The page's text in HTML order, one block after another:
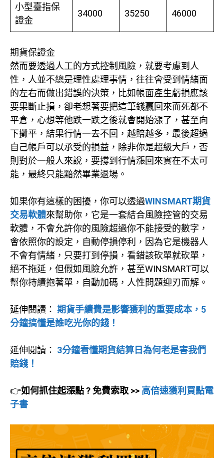
小型臺指保
證金
34000 35250 46000
期貨保證金
然而要透過人工的方式控制風險，就要考慮到人
性，人並不總是理性處理事情，往往會受到情緒面
的左右而做出錯誤的決策，比如帳面產生虧損應該
要果斷止損，卻老想著要把這筆錢贏回來而死都不
平倉，心想等他跌一跌之後就會開始漲了，甚至向
下攤平，結果行情一去不回，越賠越多，最後超過
自己帳戶可以承受的損益，除非你是超級大戶，否
則對於一般人來說，要撐到行情漲回來實在不太可
能，最終只能黯然畢業退場。
如果你有這樣的困擾，你可以透過WINSMART期貨
交易軟體來幫助你，它是一套結合風險控管的交易
軟體，不會允許你的風險超過你不能接受的數字，
會依照你的設定，自動停損停利，因為它是機器人
不會有情緒，只要打到停損，看錯該砍單就砍單，
絕不拖延，但假如風險允許，甚至WINSMART可以
幫你持續抱著單，自動加碼，人性問題迎刃而解。
延伸閱讀： 期貨手續費是影響獲利的重要成本，5
分鐘搞懂是誰吃光你的錢！
延伸閱讀： 3分鐘看懂期貨結算日為何老是害我們
賠錢！
👉如何抓住起漲點 ? 免費索取 >> 高倍速獲利買點電
子書